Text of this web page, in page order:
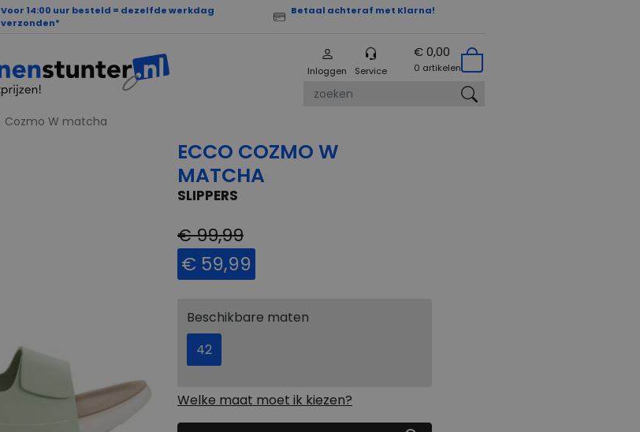
Voor 14:00 uur besteld = dezelfde werkdag
verzonden*
Betaal achteraf met Klarna!
Inloggen Service
€ 0,00
0 artikelen
Cozmo W matcha
ECCO COZMO W
MATCHA
SLIPPERS
€ 99,99
€ 59,99
Beschikbare maten
42
Welke maat moet ik kiezen?